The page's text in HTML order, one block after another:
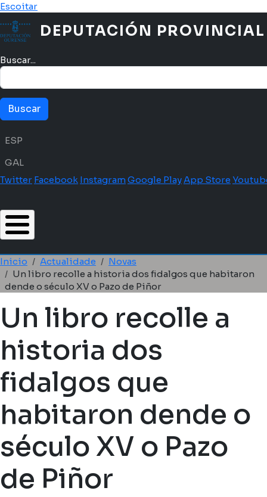
Ir o contido principal
Escoitar
DEPUTACIÓN PROVINCIAL
Buscar...
Menú idioma
ESP
GAL
Twitter Facebook InstagramGoogle PlayApp Store
Miga de pan
Inicio Actualidade
Novas
Un libro recolle a historia dos fidalgos que habitaron
dende o século XV o Pazo de Piñor
Un libro recolle a
historia dos
fidalgos que
habitaron dende o
século XV o Pazo
de Piñor